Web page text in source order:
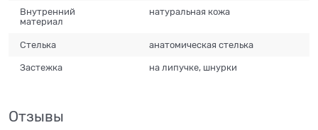
Внутренний
материал
натуральная кожа
Стелька анатомическая стелька
Застежка на липучке, шнурки
Отзывы